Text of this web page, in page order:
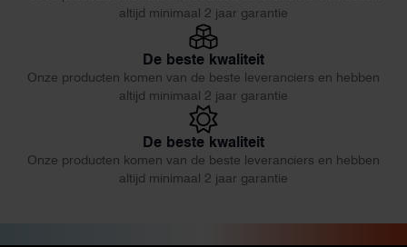
altijd minimaal 2 jaar garantie
De beste kwaliteit
Onze producten komen van de beste leveranciers en hebben
altijd minimaal 2 jaar garantie
De beste kwaliteit
Onze producten komen van de beste leveranciers en hebben
altijd minimaal 2 jaar garantie